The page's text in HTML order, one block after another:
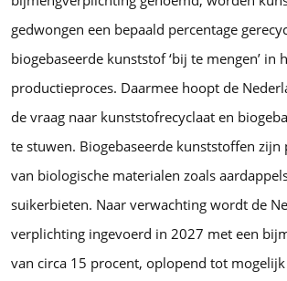
gedwongen een bepaald percentage
biogebaseerde kunststof ‘bij te mengen’ in
productieproces. Daarmee hoopt de
de vraag naar kunststofrecyclaat en
te stuwen. Biogebaseerde kunststoffen zijn
van biologische materialen zoals
suikerbieten. Naar verwachting wordt de
verplichting ingevoerd in 2027 met een
van circa 15 procent, oplopend tot